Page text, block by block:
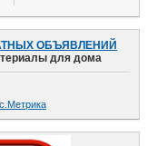
ОБЪЯВЛЕНИЙ
для дома